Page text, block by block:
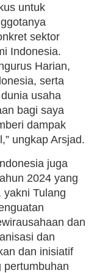
untuk
sektor
Indonesia.
Harian,
serta
usaha
bagi saya
dampak
ungkap Arsjad.
juga
2024 yang
yakni Tulang
dan
dan
dan inisiatif
pertumbuhan